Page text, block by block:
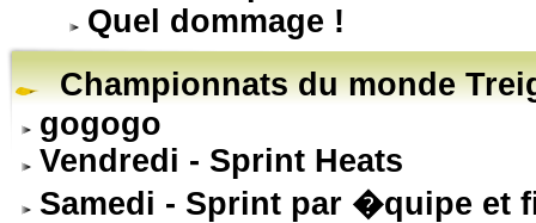
Quel dommage !
Championnats du monde
gogogo
Vendredi - Sprint Heats
Samedi - Sprint par �quipe et